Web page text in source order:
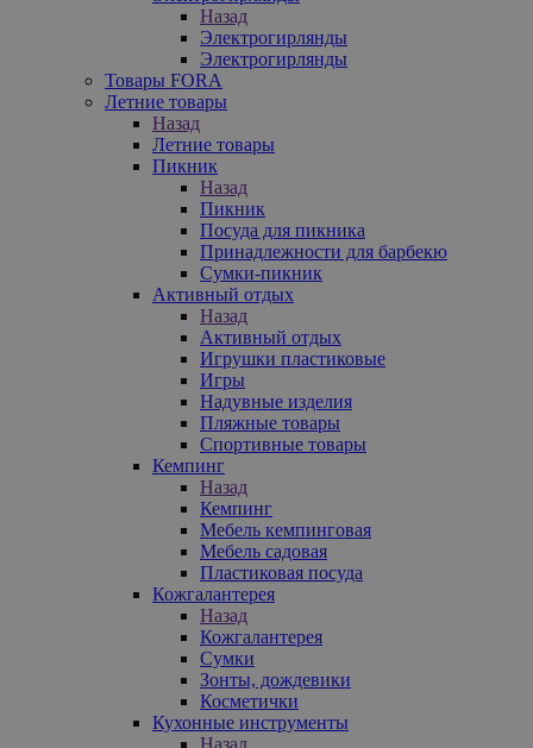
Назад
Электрогирлянды
Электрогирлянды
Товары FORA
Летние товары
Назад
Летние товары
Пикник
Назад
Пикник
Посуда для пикника
Принадлежности для барбекю
Сумки-пикник
Активный отдых
Назад
Активный отдых
Игрушки пластиковые
Игры
Надувные изделия
Пляжные товары
Спортивные товары
Кемпинг
Назад
Кемпинг
Мебель кемпинговая
Мебель садовая
Пластиковая посуда
Кожгалантерея
Назад
Кожгалантерея
Сумки
Зонты, дождевики
Косметички
Кухонные инструменты
Назад